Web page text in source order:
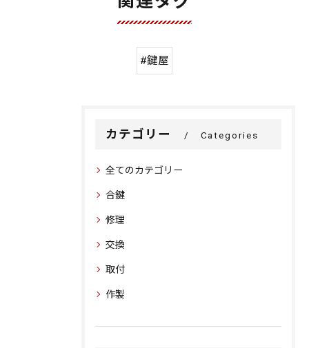
#鍵屋
カテゴリー Categories
全てのカテゴリー
合鍵
修理
交換
取付
作製